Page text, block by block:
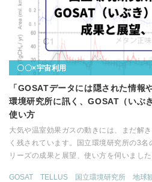
〇〇×宇宙利用
「GOSATデータには隠された情報
環境研究所に訊く、GOSAT（いぶ
使い方
大気や温室効果ガスの動きには、まだ解
く残されています。国立環境研究所の3
リーズの成果と展望、使い方を伺いました
GOSAT TELLUS 国立環境研究所 地球